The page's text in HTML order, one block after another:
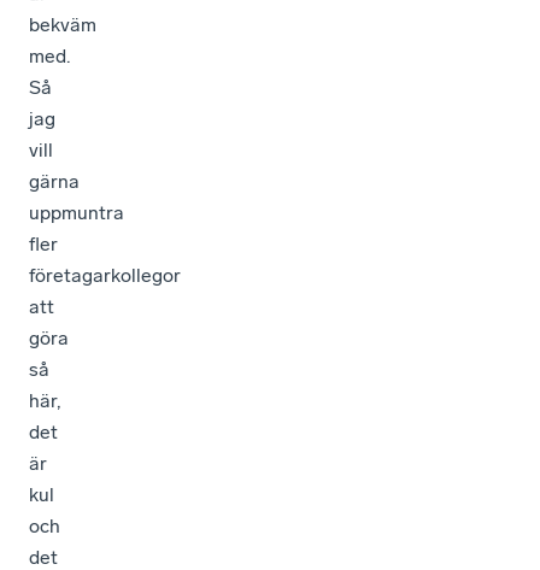
bekväm
med.
Så
jag
vill
gärna
uppmuntra
fler
företagarkollegor
att
göra
så
här,
det
är
kul
och
det